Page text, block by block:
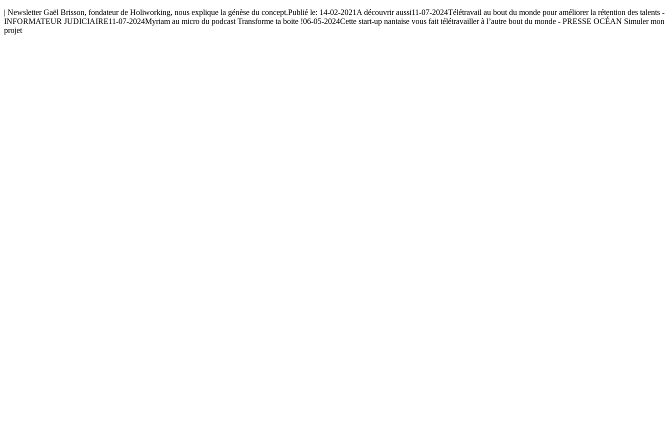
| Newsletter Gaël Brisson, fondateur de Holiworking, nous explique la génèse du concept.Publié le: 14-02-2021A découvrir aussi11-07-2024Télétravail au bout du monde pour améliorer la rétention des talents -
INFORMATEUR JUDICIAIRE11-07-2024Myriam au micro du podcast Transforme ta boite !06-05-2024Cette start-up nantaise vous fait télétravailler à l’autre bout du monde - PRESSE OCÉAN Simuler mon
projet